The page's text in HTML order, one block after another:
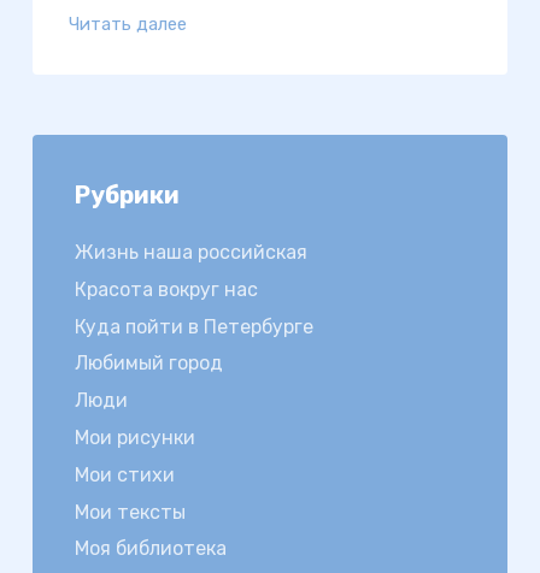
Читать далее
Рубрики
Жизнь наша российская
Красота вокруг нас
Куда пойти в Петербурге
Любимый город
Люди
Мои рисунки
Мои стихи
Мои тексты
Моя библиотека